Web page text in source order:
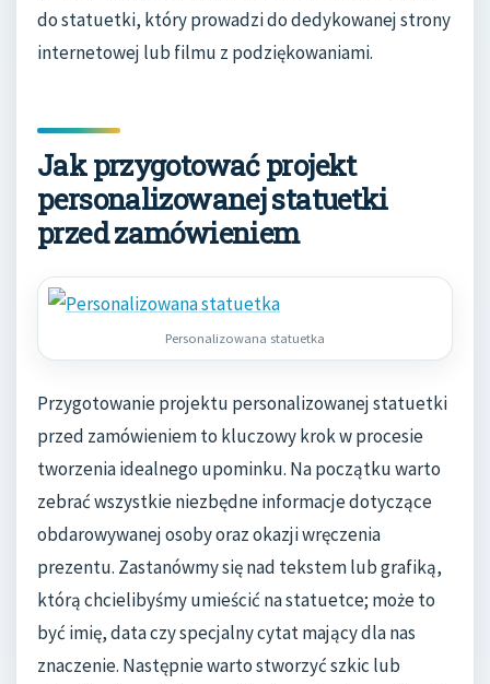
do statuetki, który prowadzi do dedykowanej strony
internetowej lub filmu z podziękowaniami.
Jak przygotować projekt
personalizowanej statuetki
przed zamówieniem
Personalizowana statuetka
Przygotowanie projektu personalizowanej statuetki
przed zamówieniem to kluczowy krok w procesie
tworzenia idealnego upominku. Na początku warto
zebrać wszystkie niezbędne informacje dotyczące
obdarowywanej osoby oraz okazji wręczenia
prezentu. Zastanówmy się nad tekstem lub grafiką,
którą chcielibyśmy umieścić na statuetce; może to
być imię, data czy specjalny cytat mający dla nas
znaczenie. Następnie warto stworzyć szkic lub